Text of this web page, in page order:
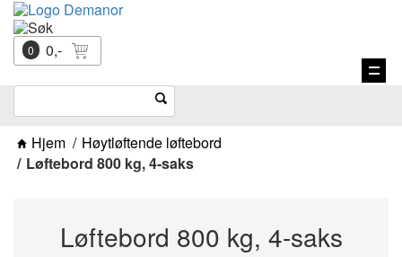
0
0,-
Vis
Hjem
Høytløftende løftebord
Løftebord 800 kg, 4-saks
Løftebord 800 kg, 4-saks